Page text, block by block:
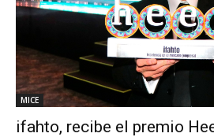
MICE
ifahto, recibe el premio